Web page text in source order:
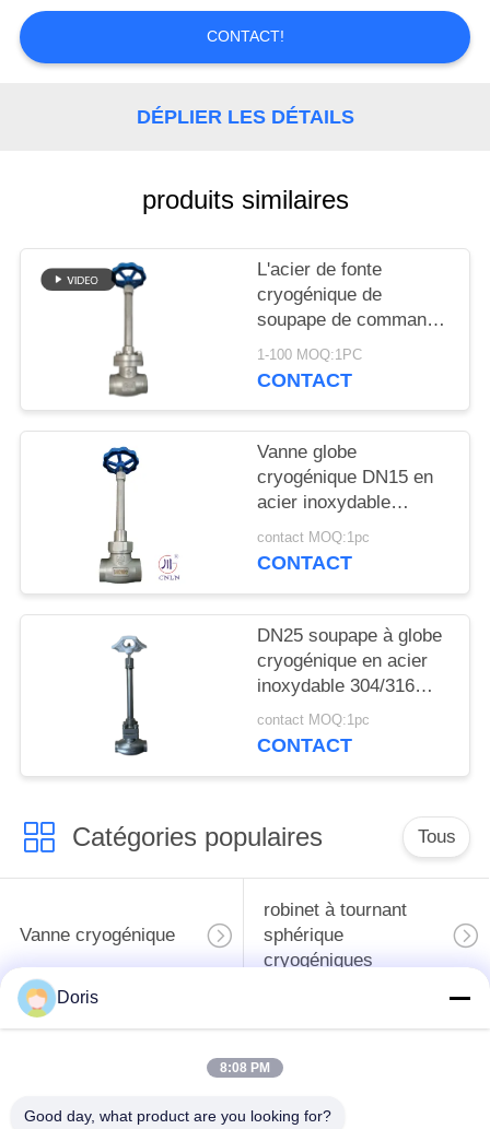
NOUVELLES
PLAN
POLITIQUE
CONFIDENTIALITÉ
CONTACT!
DÉPLIER LES DÉTAILS
produits similaires
L'acier de fonte
cryogénique de
soupape de commande
de globe ou l'acier
inoxydable ou adaptent
1-100 MOQ:1PC
CONTACT
Vanne globe
cryogénique DN15 en
acier inoxydable
304/316 5.0 MPa
-196°C à +80°C
contact MOQ:1pc
CONTACT
DN25 soupape à globe
cryogénique en acier
inoxydable 304/316
avec joint PTFE et
corps de soupape
contact MOQ:1pc
CONTACT
Catégories populaires Tous
Vanne cryogénique
robinet à tournant
sphérique
cryogéniques
clapet anti-retour
soupape de sûreté
valve réduisant la Valve coupée
Doris
8:08 PM
Good day, what product are you looking for?